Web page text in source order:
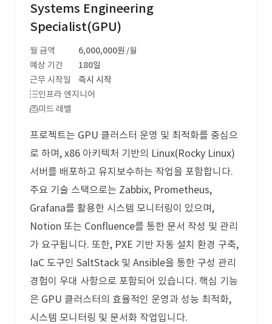
Systems Engineering
Specialist(GPU)
월 금액 6,000,000원 /월
예상 기간
180일
근무 시작일
즉시 시작
인프라 엔지니어
미드 레벨
프로젝트는 GPU 클러스터 운영 및 최적화를 중심으
로 하며, x86 아키텍처 기반의 Linux(Rocky Linux)
서버를 배포하고 유지보수하는 작업을 포함합니다.
주요 기술 스택으로는 Zabbix, Prometheus,
Grafana를 활용한 시스템 모니터링이 있으며,
Notion 또는 Confluence를 통한 문서 작성 및 관리
가 요구됩니다. 또한, PXE 기반 자동 설치 환경 구축,
IaC 도구인 SaltStack 및 Ansible을 통한 구성 관리
경험이 우대 사항으로 포함되어 있습니다. 핵심 기능
은 GPU 클러스터의 효율적인 운영과 성능 최적화,
시스템 모니터링 및 문서화 작업입니다.